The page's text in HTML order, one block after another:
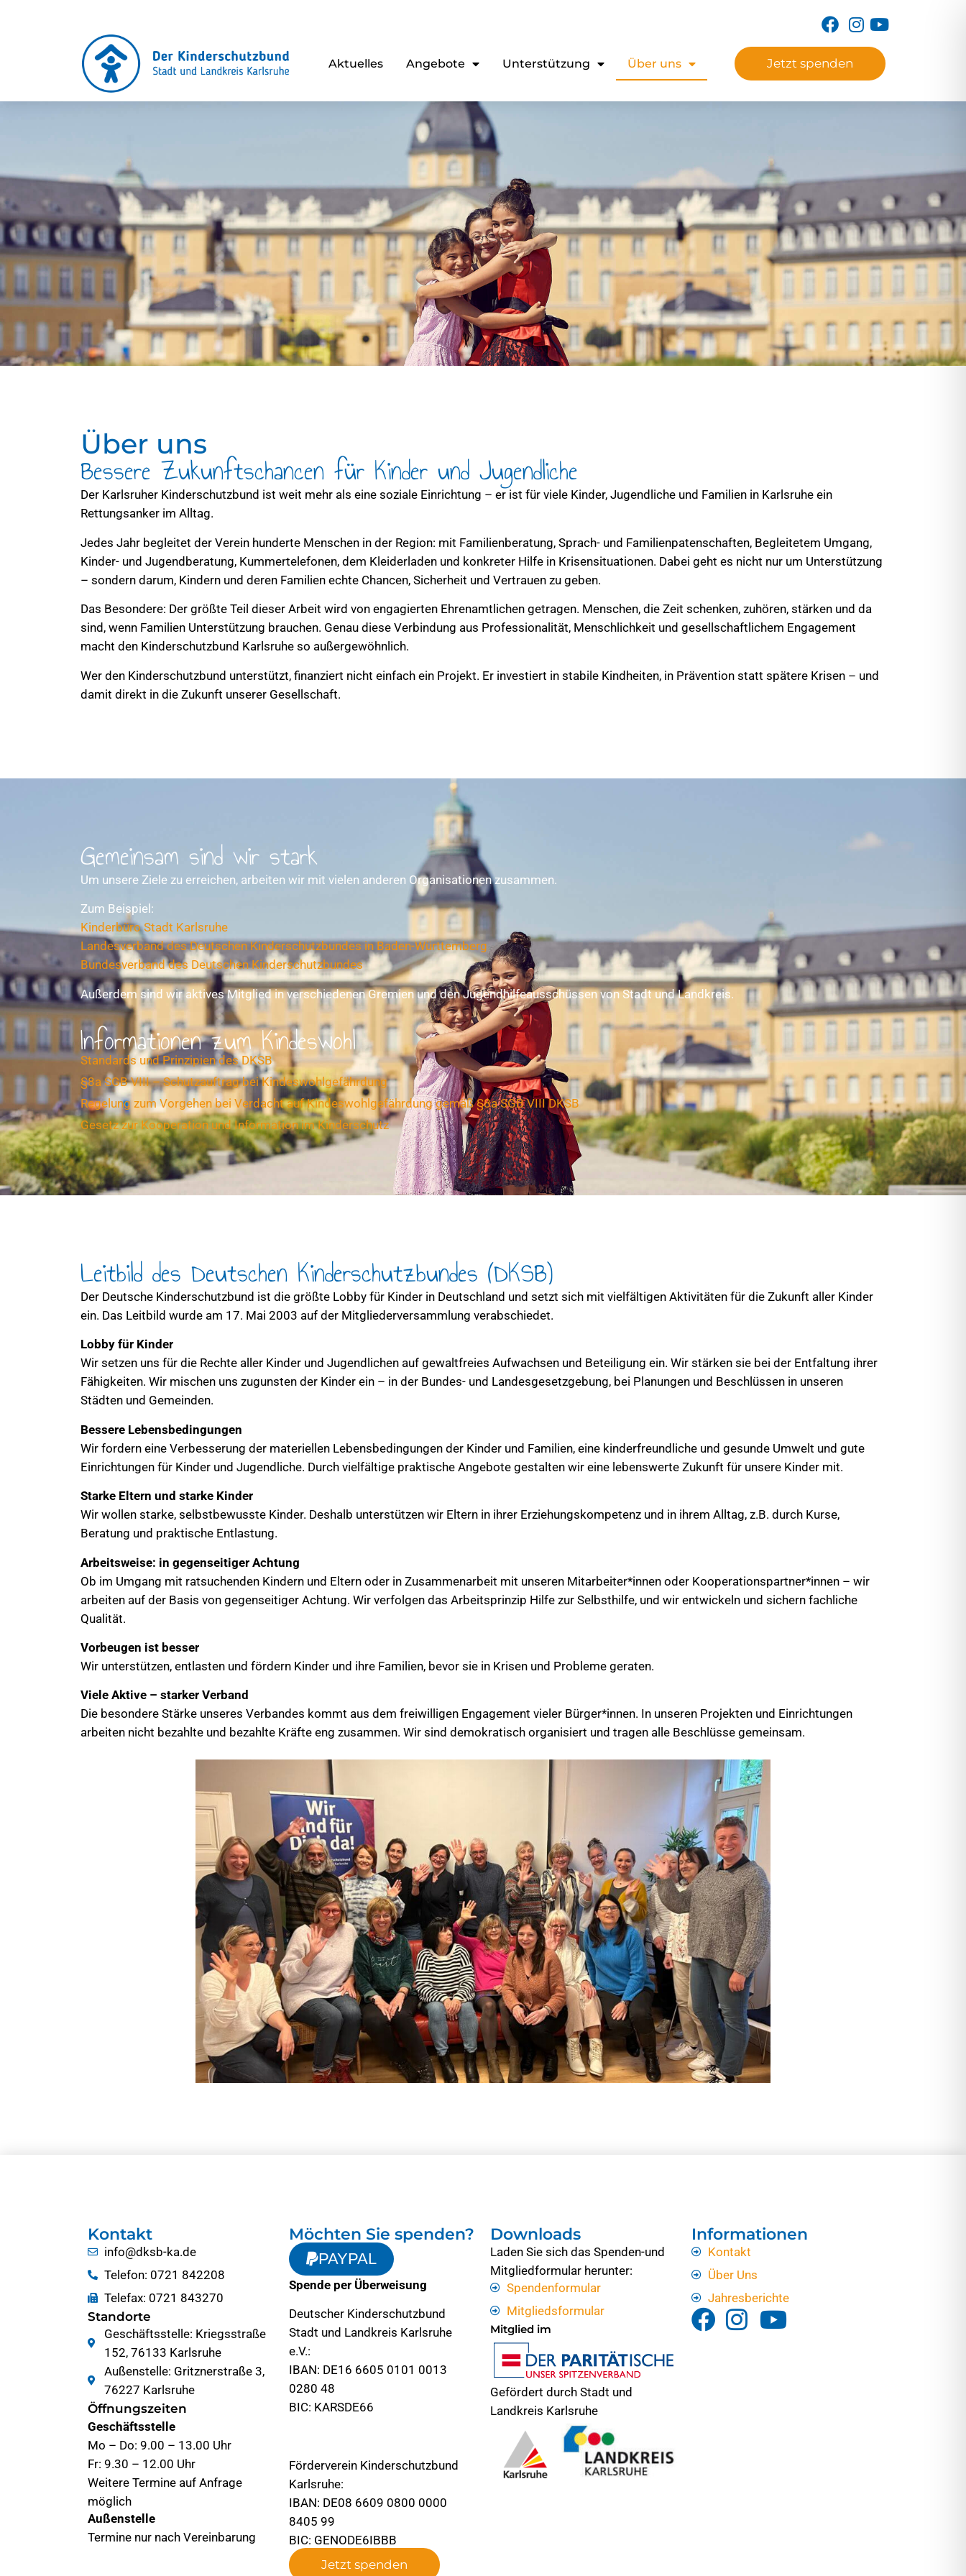
Aktuelles Angebote Unterstützung Über uns Jetzt spenden
Über uns
Bessere Zukunftschancen für Kinder und Jugendliche
Der Karlsruher Kinderschutzbund ist weit mehr als eine soziale Einrichtung – er ist für viele Kinder, Jugendliche und Familien in Karlsruhe ein
Rettungsanker im Alltag.
Jedes Jahr begleitet der Verein hunderte Menschen in der Region: mit Familienberatung, Sprach- und Familienpatenschaften, Begleitetem Umgang,
Kinder- und Jugendberatung, Kummertelefonen, dem Kleiderladen und konkreter Hilfe in Krisensituationen. Dabei geht es nicht nur um Unterstützung
– sondern darum, Kindern und deren Familien echte Chancen, Sicherheit und Vertrauen zu geben.
Das Besondere: Der größte Teil dieser Arbeit wird von engagierten Ehrenamtlichen getragen. Menschen, die Zeit schenken, zuhören, stärken und da
sind, wenn Familien Unterstützung brauchen. Genau diese Verbindung aus Professionalität, Menschlichkeit und gesellschaftlichem Engagement
macht den Kinderschutzbund Karlsruhe so außergewöhnlich.
Wer den Kinderschutzbund unterstützt, finanziert nicht einfach ein Projekt. Er investiert in stabile Kindheiten, in Prävention statt spätere Krisen – und
damit direkt in die Zukunft unserer Gesellschaft.
Gemeinsam sind wir stark
Um unsere Ziele zu erreichen, arbeiten wir mit vielen anderen Organisationen zusammen.
Zum Beispiel:
Kinderbüro Stadt Karlsruhe
Landesverband des Deutschen Kinderschutzbundes in Baden-Württemberg
Bundesverband des Deutschen Kinderschutzbundes
Außerdem sind wir aktives Mitglied in verschiedenen Gremien und den Jugendhilfeausschüssen von Stadt und Landkreis.
Informationen zum Kindeswohl
Standards und Prinzipien des DKSB
§8a SGB VIII – Schutzauftrag bei Kindeswohlgefährdung
Regelung zum Vorgehen bei Verdacht auf Kindeswohlgefährdung gemäß §8a SGB VIII DKSB
Gesetz zur Kooperation und Information im Kinderschutz
Leitbild des Deutschen Kinderschutzbundes (DKSB)
Der Deutsche Kinderschutzbund ist die größte Lobby für Kinder in Deutschland und setzt sich mit vielfältigen Aktivitäten für die Zukunft aller Kinder
ein. Das Leitbild wurde am 17. Mai 2003 auf der Mitgliederversammlung verabschiedet.
Lobby für Kinder
Wir setzen uns für die Rechte aller Kinder und Jugendlichen auf gewaltfreies Aufwachsen und Beteiligung ein. Wir stärken sie bei der Entfaltung ihrer
Fähigkeiten. Wir mischen uns zugunsten der Kinder ein – in der Bundes- und Landesgesetzgebung, bei Planungen und Beschlüssen in unseren
Städten und Gemeinden.
Bessere Lebensbedingungen
Wir fordern eine Verbesserung der materiellen Lebensbedingungen der Kinder und Familien, eine kinderfreundliche und gesunde Umwelt und gute
Einrichtungen für Kinder und Jugendliche. Durch vielfältige praktische Angebote gestalten wir eine lebenswerte Zukunft für unsere Kinder mit.
Starke Eltern und starke Kinder
Wir wollen starke, selbstbewusste Kinder. Deshalb unterstützen wir Eltern in ihrer Erziehungskompetenz und in ihrem Alltag, z.B. durch Kurse,
Beratung und praktische Entlastung.
Arbeitsweise: in gegenseitiger Achtung
Ob im Umgang mit ratsuchenden Kindern und Eltern oder in Zusammenarbeit mit unseren Mitarbeiter*innen oder Kooperationspartner*innen – wir
arbeiten auf der Basis von gegenseitiger Achtung. Wir verfolgen das Arbeitsprinzip Hilfe zur Selbsthilfe, und wir entwickeln und sichern fachliche
Qualität.
Vorbeugen ist besser
Wir unterstützen, entlasten und fördern Kinder und ihre Familien, bevor sie in Krisen und Probleme geraten.
Viele Aktive – starker Verband
Die besondere Stärke unseres Verbandes kommt aus dem freiwilligen Engagement vieler Bürger*innen. In unseren Projekten und Einrichtungen
arbeiten nicht bezahlte und bezahlte Kräfte eng zusammen. Wir sind demokratisch organisiert und tragen alle Beschlüsse gemeinsam.
Kontakt
info@dksb-ka.de
Telefon: 0721 842208
Telefax: 0721 843270
Standorte
Geschäftsstelle: Kriegsstraße
152, 76133 Karlsruhe
Außenstelle: Gritznerstraße 3,
76227 Karlsruhe
Öffnungszeiten
Geschäftsstelle
Mo – Do: 9.00 – 13.00 Uhr
Fr: 9.30 – 12.00 Uhr
Weitere Termine auf Anfrage
möglich
Außenstelle
Termine nur nach Vereinbarung
Möchten Sie spenden?
PAYPAL
Spende per Überweisung
Deutscher Kinderschutzbund
Stadt und Landkreis Karlsruhe
e.V.:
IBAN: DE16 6605 0101 0013
0280 48
BIC: KARSDE66
Förderverein Kinderschutzbund
Karlsruhe:
IBAN: DE08 6609 0800 0000
8405 99
BIC: GENODE6IBBB
Jetzt spenden
Downloads
Laden Sie sich das Spenden-und
Mitgliedformular herunter:
Spendenformular
Mitgliedsformular
Mitglied im
Gefördert durch Stadt und
Landkreis Karlsruhe
Informationen
Kontakt
Über Uns
Jahresberichte